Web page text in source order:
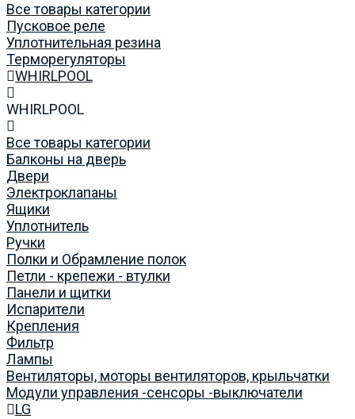
Все товары категории
Пусковое реле
Уплотнительная резина
Терморегуляторы
WHIRLPOOL
WHIRLPOOL
Все товары категории
Балконы на дверь
Двери
Электроклапаны
Ящики
Уплотнитель
Ручки
Полки и Обрамление полок
Петли - крепежи - втулки
Панели и щитки
Испарители
Крепления
Фильтр
Лампы
Вентиляторы, моторы вентиляторов, крыльчатки
Модули управления -сенсоры -выключатели
LG